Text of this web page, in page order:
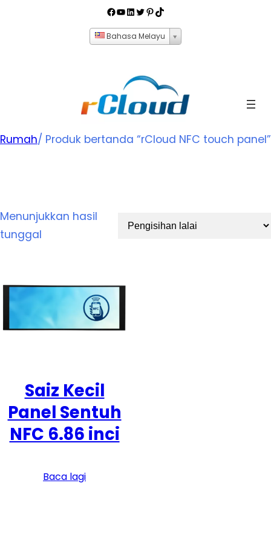
Bahasa Melayu
Rumah/ Produk bertanda “rCloud NFC touch panel”
Menunjukkan hasil
tunggal
Saiz Kecil
Panel Sentuh
NFC 6.86 inci
Baca lagi